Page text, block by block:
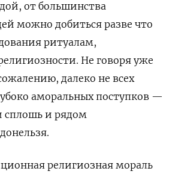
от большинства
можно добиться разве что
ритуалам,
Не говоря уже
далеко не всех
аморальных поступков —
сплошь и рядом
религиозная мораль